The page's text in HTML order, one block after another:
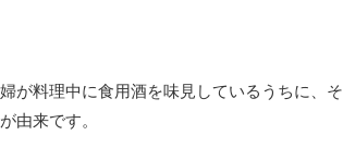
が料理中に食用酒を味見しているうちに、そ
由来です。